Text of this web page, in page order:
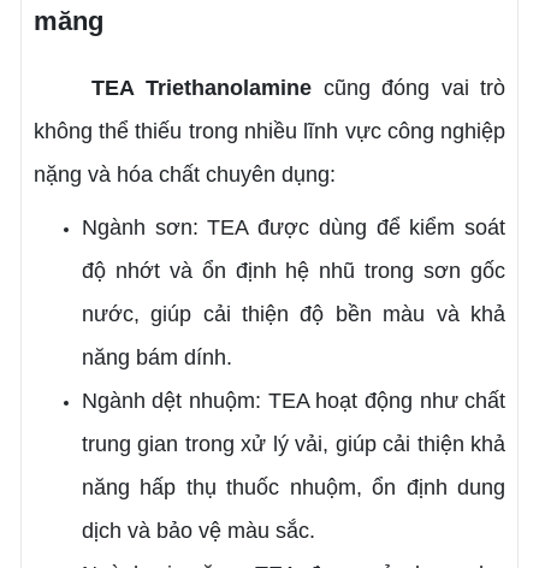
măng
TEATriethanolamine cũng đóng vai trò
không thể thiếu trong nhiều lĩnh vực công nghiệp
nặng và hóa chất chuyên dụng:
Ngành sơn: TEA được dùng để kiểm soát
độ nhớt và ổn định hệ nhũ trong sơn gốc
nước, giúp cải thiện độ bền màu và khả
năng bám dính.
Ngành dệt nhuộm: TEA hoạt động như chất
trung gian trong xử lý vải, giúp cải thiện khả
năng hấp thụ thuốc nhuộm, ổn định dung
dịch và bảo vệ màu sắc.